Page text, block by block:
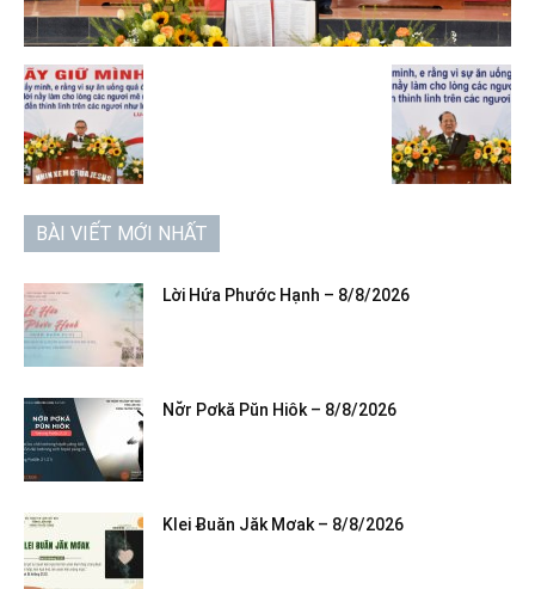
BÀI VIẾT MỚI NHẤT
Lời Hứa Phước Hạnh – 8/8/2026
Nơ̆r Pơkă Pŭn Hiôk – 8/8/2026
Klei Ƀuăn Jăk Mơak – 8/8/2026